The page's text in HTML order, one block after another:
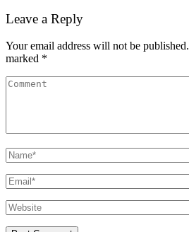
Leave a Reply
Your email address will not be published.
marked *